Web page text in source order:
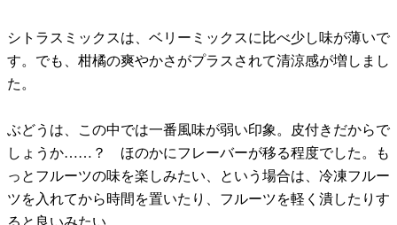
シトラスミックスは、ベリーミックスに比べ少し味が薄いで
す。でも、柑橘の爽やかさがプラスされて清涼感が増しまし
た。
ぶどうは、この中では一番風味が弱い印象。皮付きだからで
しょうか……？ ほのかにフレーバーが移る程度でした。も
っとフルーツの味を楽しみたい、という場合は、冷凍フルー
ツを入れてから時間を置いたり、フルーツを軽く潰したりす
ると良いみたい。